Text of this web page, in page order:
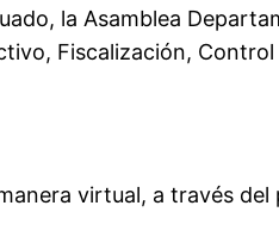
la Asamblea
Fiscalización,
virtual, a través del